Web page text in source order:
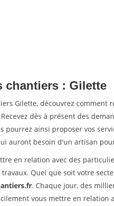
chantiers : Gilette
Gilette, découvrez comment
dès à présent des
pourrez ainsi proposer vos
auront besoin d'un artisan
en relation avec des
Quel que soit votre
. Chaque jour, des
vous mettre en relation